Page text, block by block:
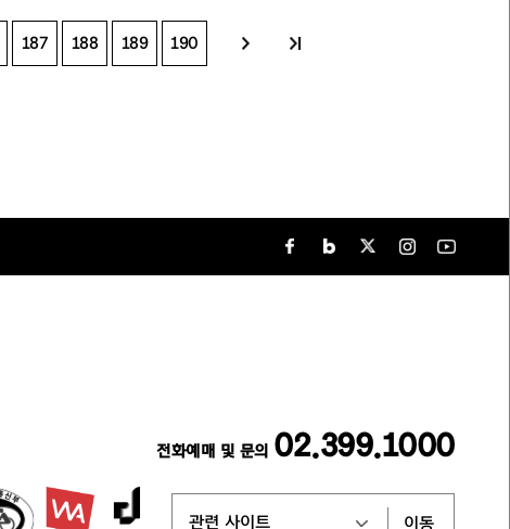
187 188 189 190
전화예매 및 문의 02.399.1000
이동